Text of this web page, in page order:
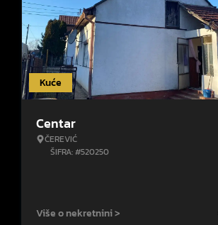
Kuće
Centar
ČEREVIĆ
ŠIFRA: #520250
Više o nekretnini >